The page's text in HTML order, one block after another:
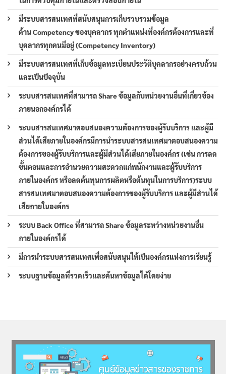
มีระบบสารสนเทศที่สนับสนุนการเก็บรวบรวมข้อมูล
ด้าน Competency ของบุคลากร ทุกตำแหน่งที่องค์กรต้องการและที่
บุคลากรทุกคนมีอยู่ (Competency Inventory)
มีระบบสารสนเทศที่เก็บข้อมูลทะเบียนประวัติบุคลากรอย่างครบถ้วน
และเป็นปัจจุบัน
ระบบสารสนเทศที่สามารถ Share ข้อมูลกับหน่วยงานอื่นที่เกี่ยวข้อง
ภายนอกองค์กรได้
ระบบสารสนเทศมาตอบสนองความต้องการของผู้รับบริการ และผู้มี
ส่วนได้เสียภายในองค์กรมีการนำระบบสารสนเทศมาตอบสนองความ
ต้องการของผู้รับบริการและผู้มีส่วนได้เสียภายในองค์กร (เช่น การลด
ขั้นตอนและการอำนวยความสะดวกแก่พนักงานและผู้รับบริการ
ภายในองค์กร หรือลดต้นทุนการผลิตหรือต้นทุนในการบริการ)ระบบ
สารสนเทศมาตอบสนองความต้องการของผู้รับบริการ และผู้มีส่วนได้
เสียภายในองค์กร
ระบบ Back Office ที่สามารถ Share ข้อมูลระหว่างหน่วยงานอื่น
ภายในองค์กรได้
มีการนำระบบสารสนเทศเพื่อสนับสนุนให้เป็นองค์กรแห่งการเรียนรู้
ระบบฐานข้อมูลที่รวดเร็วและค้นหาข้อมูลได้โดยง่าย